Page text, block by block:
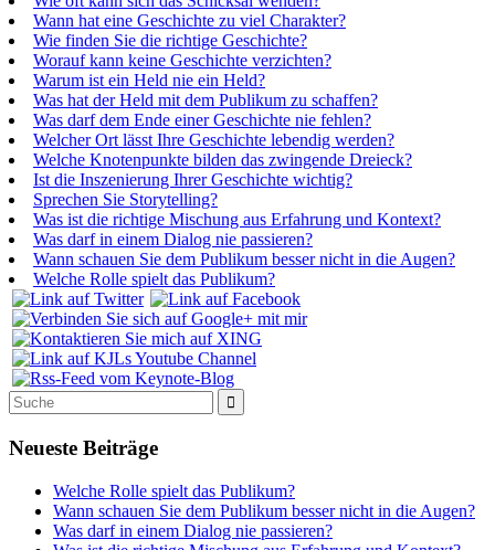
Wann hat eine Geschichte zu viel Charakter?
Wie finden Sie die richtige Geschichte?
Worauf kann keine Geschichte verzichten?
Warum ist ein Held nie ein Held?
Was hat der Held mit dem Publikum zu schaffen?
Was darf dem Ende einer Geschichte nie fehlen?
Welcher Ort lässt Ihre Geschichte lebendig werden?
Welche Knotenpunkte bilden das zwingende Dreieck?
Ist die Inszenierung Ihrer Geschichte wichtig?
Sprechen Sie Storytelling?
Was ist die richtige Mischung aus Erfahrung und Kontext?
Was darf in einem Dialog nie passieren?
Wann schauen Sie dem Publikum besser nicht in die Augen?
Welche Rolle spielt das Publikum?
Neueste Beiträge
Welche Rolle spielt das Publikum?
Wann schauen Sie dem Publikum besser nicht in die Augen?
Was darf in einem Dialog nie passieren?